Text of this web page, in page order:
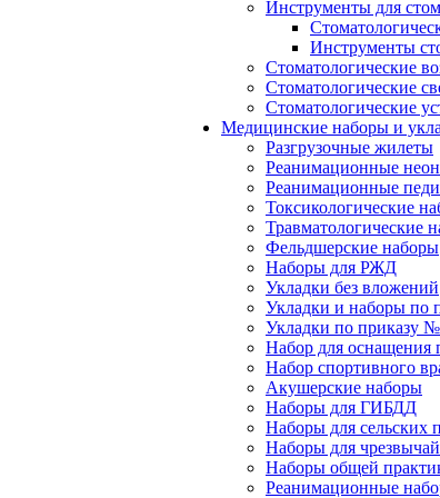
Инструменты для
Инструменты
Стоматологические
Стоматологические
Стоматологические
Медицинские наборы и
Разгрузочные жилеты
Реанимационные
Реанимационные
Токсикологические
Травматологические
Фельдшерские наборы
Наборы для РЖД
Укладки без вложений
Укладки и наборы
Укладки по приказу
Набор для оснащения
Набор спортивного
Акушерские наборы
Наборы для ГИБДД
Наборы для сельских
Наборы для
Наборы общей
Реанимационные